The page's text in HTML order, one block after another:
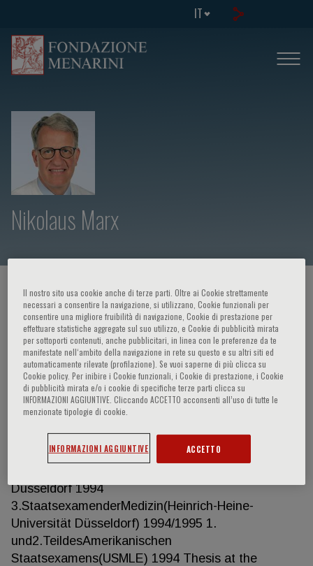
IT
Nikolaus Marx
HOME PAGE / CORSI ED EVENTI / RELATORE
Nikolaus Marx
Nikolaus Marx, MD Professor of Medicine /
Cardiology Head of the Department of Internal
Medicine I Cardiology, Angiology and Intensive Care
University Hospital Aachen Germany Medical
Düsseldorf 1994
3.StaatsexamenderMedizin(Heinrich-Heine-
Universität Düsseldorf) 1994/1995 1.
und2.TeildesAmerikanischen
Staatsexamens(USMLE) 1994 Thesis at the
Il nostro sito usa cookie anche di terze parti. Oltre ai Cookie strettamente
necessari a consentire la navigazione, si utilizzano, Cookie funzionali per
consentire una migliore fruibilità di navigazione, Cookie di prestazione per
effettuare statistiche aggregate sul suo utilizzo, e Cookie di pubblicità mirata
per sottoporti contenuti, anche pubblicitari, in linea con le preferenze da te
manifestate nell‘ambito della navigazione in rete su questo e su altri siti ed
automaticamente rilevate (profilazione). Se vuoi saperne di più clicca su
Cookie policy. Per inibire i Cookie funzionali, i Cookie di prestazione, i Cookie
di pubblicità mirata e/o i cookie di specifiche terze parti clicca su
INFORMAZIONI AGGIUNTIVE. Cliccando ACCETTO acconsenti all’uso di tutte le
menzionate tipologie di cookie.
INFORMAZIONI AGGIUNTIVE ACCETTO